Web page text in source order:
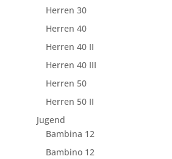
Herren 30
Herren 40
Herren 40 II
Herren 40 III
Herren 50
Herren 50 II
Jugend
Bambina 12
Bambino 12